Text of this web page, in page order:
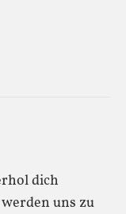
dich
uns zu